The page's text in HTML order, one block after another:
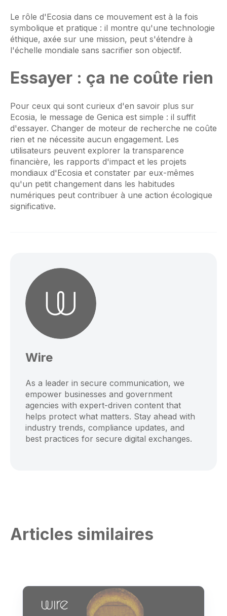
Le rôle d'Ecosia dans ce mouvement est à la fois
symbolique et pratique : il montre qu'une technologie
éthique, axée sur une mission, peut s'étendre à
l'échelle mondiale sans sacrifier son objectif.
Essayer : ça ne coûte rien
Pour ceux qui sont curieux d'en savoir plus sur
Ecosia, le message de Genica est simple : il suffit
d'essayer. Changer de moteur de recherche ne coûte
rien et ne nécessite aucun engagement. Les
utilisateurs peuvent explorer la transparence
financière, les rapports d'impact et les projets
mondiaux d'Ecosia et constater par eux-mêmes
qu'un petit changement dans les habitudes
numériques peut contribuer à une action écologique
significative.
Wire
As a leader in secure communication, we
empower businesses and government
agencies with expert-driven content that
helps protect what matters. Stay ahead with
industry trends, compliance updates, and
best practices for secure digital exchanges.
Articles similaires